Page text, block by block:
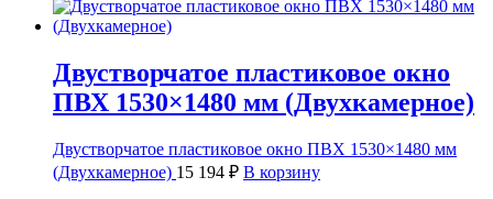
Двустворчатое пластиковое окно
ПВХ 1530×1480 мм (Двухкамерное)
Двустворчатое пластиковое окно ПВХ 1530×1480 мм
(Двухкамерное) 15 194 ₽ В корзину